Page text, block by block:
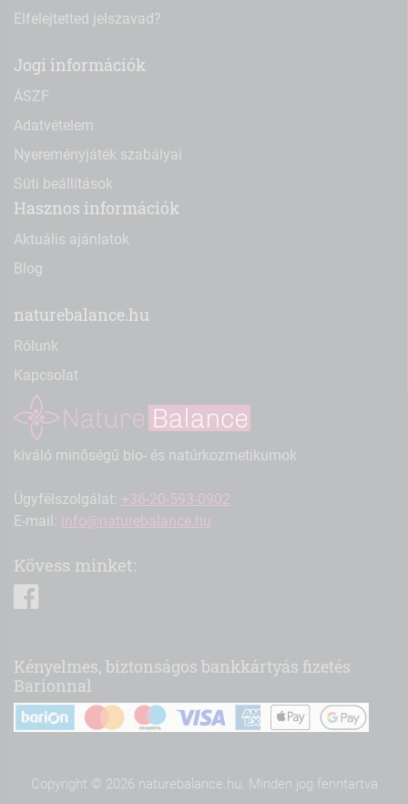
Elfelejtetted jelszavad?
Jogi információk
ÁSZF
Adatvételem
Nyereményjáték szabályai
Süti beállítások
Hasznos információk
Aktuális ajánlatok
Blog
naturebalance.hu
Rólunk
Kapcsolat
kiváló minőségű bio- és natúrkozmetikumok
Ügyfélszolgálat: +36-20-593-0902
E-mail: info@naturebalance.hu
Kövess minket:
Kényelmes, biztonságos bankkártyás fizetés
Barionnal
Copyright © 2026 naturebalance.hu. Minden jog fenntartva